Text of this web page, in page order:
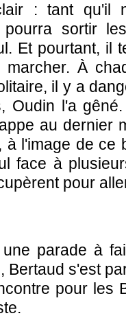
: tant qu'il
pourra sortir
Et pourtant, il
À
il y a
Oudin l'a
au dernier
à l'image de ce
face à
pour
une parade à
Bertaud s'est
pour les